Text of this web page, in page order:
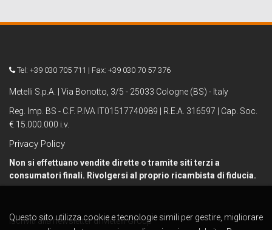
Tel: +39 030 705 711 | Fax: +39 030 70 57 376
Metelli S.p.A. | Via Bonotto, 3/5 - 25033 Cologne (BS) - Italy
Reg. Imp. BS - C.F. P.IVA IT01517740989 | R.E.A. 316597 | Cap. Soc.
€ 15.000.000 i.v.
Privacy Policy
Non si effettuano vendite dirette o tramite siti terzi a
consumatori finali. Rivolgersi al proprio ricambista di fiducia.
Iscriviti alla newsletter di Metelli Group
Questo sito utilizza cookie e tecnologie simili per gestire, migliorare